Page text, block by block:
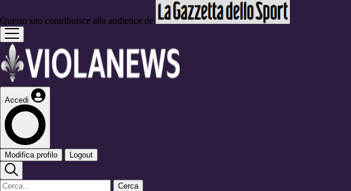
Questo sito contribuisce alla audience de
Accedi
Modifica profilo Logout
Cerca